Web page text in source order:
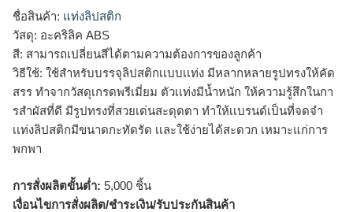
ชื่อสินค้า: แท่งลิปสติก
วัสดุ: อะคริลิค ABS
สี: สามารถเปลี่ยนสีได้ตามความต้องการของลูกค้า
วิธีใช้: ใช้สำหรับบรรจุลิปสติกเเบบเเท่ง มีหลากหลายรูปทรงให้คัด
สรร ทำจากวัสดุเกรดพรีเมี่ยม ตัวเเท่งมีน้ำหนัก ให้ความรู้สึกในกา
รสำผัสที่ดี มีรูปทรงที่สวยเด่นสะดุดตา ทำให้เเบรนด์เป็นที่จดจำ
เเท่งลิปสติกมีขนาดกะทัดรัด เเละใช้ง่ายได้สะดวก เหมาะแก่การ
พกพา
การสั่งผลิตขั้นต่ำ: 5,000 ชิ้น
เงื่อนไขการสั่งผลิต/ชำระเงิน/รับประกันสินค้า